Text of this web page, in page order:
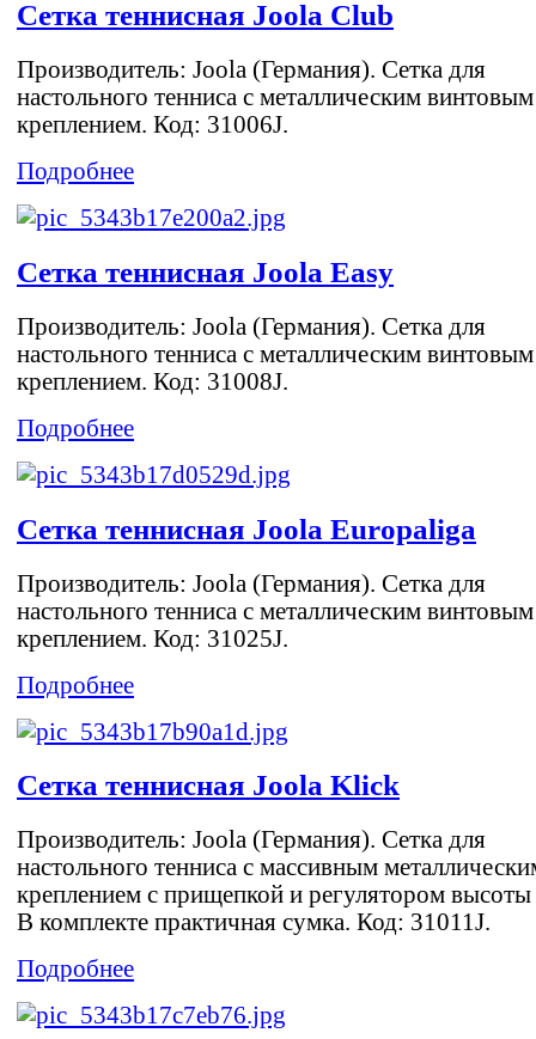
Сетка теннисная Joola Club
Производитель: Joola (Германия). Сетка для
настольного тенниса с металлическим винтовым
креплением. Код: 31006J.
Подробнее
Сетка теннисная Joola Easy
Производитель: Joola (Германия). Сетка для
настольного тенниса с металлическим винтовым
креплением. Код: 31008J.
Подробнее
Сетка теннисная Joola Europaliga
Производитель: Joola (Германия). Сетка для
настольного тенниса с металлическим винтовым
креплением. Код: 31025J.
Подробнее
Сетка теннисная Joola Klick
Производитель: Joola (Германия). Сетка для
настольного тенниса с массивным
креплением с прищепкой и регулятором высоты
В комплекте практичная сумка. Код: 31011J.
Подробнее